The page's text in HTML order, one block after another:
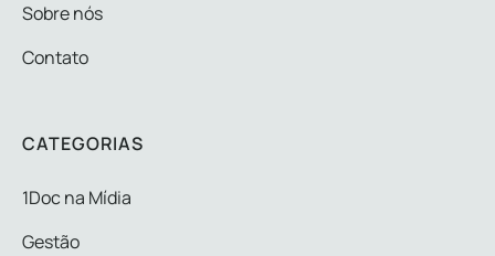
Sobre nós
Contato
CATEGORIAS
1Doc na Mídia
Gestão